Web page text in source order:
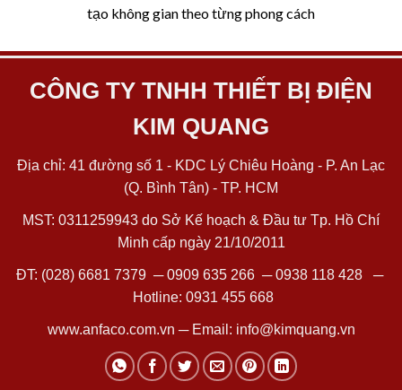
tạo không gian theo từng phong cách
CÔNG TY TNHH THIẾT BỊ ĐIỆN
KIM QUANG
Địa chỉ: 41 đường số 1 - KDC Lý Chiêu Hoàng - P. An Lạc
(Q. Bình Tân) - TP. HCM
MST: 0311259943 do Sở Kế hoạch & Đầu tư Tp. Hồ Chí
Minh cấp ngày 21/10/2011
ĐT: (028) 6681 7379 ─0909 635 266─0938 118 428─
Hotline: 0931 455 668
www.anfaco.com.vn ─ Email: info@kimquang.vn